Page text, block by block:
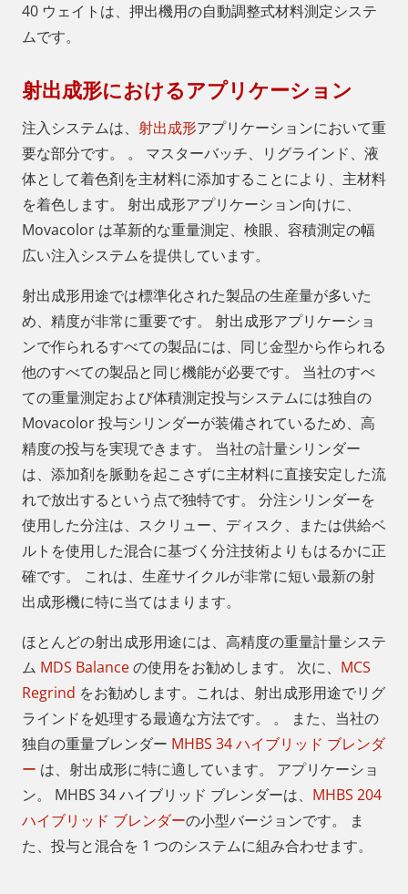
40 ウェイトは、押出機用の自動調整式材料測定システ
ムです。
射出成形におけるアプリケーション
注入システムは、 射出成形アプリケーションにおいて重
要な部分です。 。 マスターバッチ、リグラインド、液
体として着色剤を主材料に添加することにより、主材料
を着色します。 射出成形アプリケーション向けに、
Movacolor は革新的な重量測定、検眼、容積測定の幅
広い注入システムを提供しています。
射出成形用途では標準化された製品の生産量が多いた
め、精度が非常に重要です。 射出成形アプリケーショ
ンで作られるすべての製品には、同じ金型から作られる
他のすべての製品と同じ機能が必要です。 当社のすべ
ての重量測定および体積測定投与システムには独自の
Movacolor 投与シリンダーが装備されているため、高
精度の投与を実現できます。 当社の計量シリンダー
は、添加剤を脈動を起こさずに主材料に直接安定した流
れで放出するという点で独特です。 分注シリンダーを
使用した分注は、スクリュー、ディスク、または供給ベ
ルトを使用した混合に基づく分注技術よりもはるかに正
確です。 これは、生産サイクルが非常に短い最新の射
出成形機に特に当てはまります。
ほとんどの射出成形用途には、高精度の重量計量システ
ム MDS Balanceの使用をお勧めします。 次に、 MCS
Regrind をお勧めします。これは、射出成形用途でリグ
ラインドを処理する最適な方法です。 。 また、当社の
独自の重量ブレンダー MHBS 34 ハイブリッド ブレンダ
ー は、射出成形に特に適しています。 アプリケーショ
ン。 MHBS 34 ハイブリッド ブレンダーは、 MHBS 204
ハイブリッド ブレンダーの小型バージョンです。 ま
た、投与と混合を 1 つのシステムに組み合わせます。